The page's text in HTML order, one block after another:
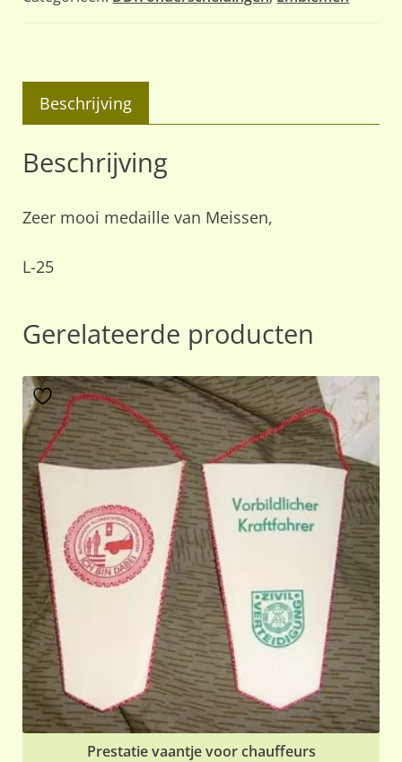
Beschrijving
Beschrijving
Zeer mooi medaille van Meissen,
L-25
Gerelateerde producten
Prestatie vaantje voor chauffeurs